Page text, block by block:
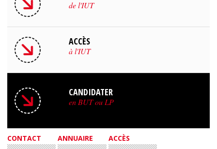
de l'IUT
ACCÈS
à l'IUT
CANDIDATER
en BUT ou LP
CONTACT ANNUAIRE ACCÈS